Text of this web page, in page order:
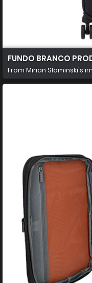
FUNDO BRANCO
From Mirian Slominski's